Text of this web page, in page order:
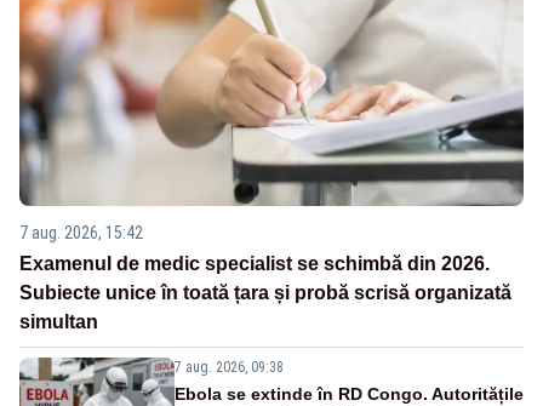
7 aug. 2026, 15:42
Examenul de medic specialist se schimbă din 2026.
Subiecte unice în toată țara și probă scrisă organizată
simultan
7 aug. 2026, 09:38
Ebola se extinde în RD Congo. Autoritățile